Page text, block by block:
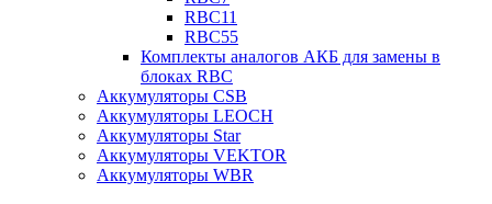
RBC11
RBC55
Комплекты аналогов АКБ для замены в
блоках RBC
Аккумуляторы CSB
Аккумуляторы LEOCH
Аккумуляторы Star
Аккумуляторы VEKTOR
Аккумуляторы WBR